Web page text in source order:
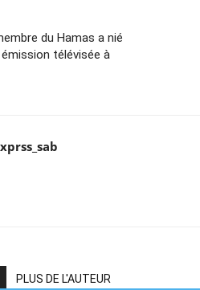
du Hamas a nié
émission télévisée à
PLUS DE L'AUTEUR